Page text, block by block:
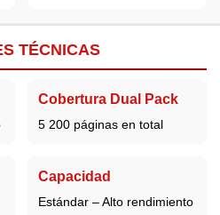
TÉCNICAS
Cobertura Dual Pack
5 200 páginas en total
Capacidad
Estándar – Alto rendimiento